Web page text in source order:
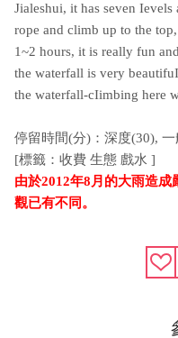
Jialeshui, it has seven
rope and climb up to the
1~2 hours, it is really fun
the waterfall is very
the waterfall-cIimbing here
停留時間(分)：深度(30),
[標籤：收費 生態 戲水 ]
由於2012年8月的大雨造
觀已有不同。